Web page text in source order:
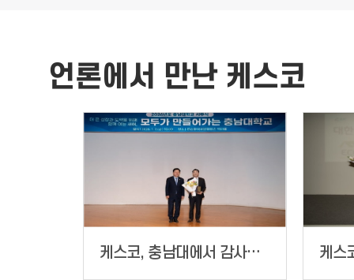
언론에서 만난 케스코
케스코, 충남대에서 감사패 수상… 주거 취약계층 환경 개선 공로